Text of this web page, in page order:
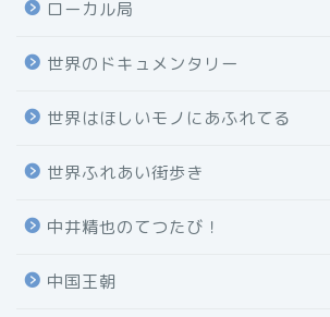
ローカル局
世界のドキュメンタリー
世界はほしいモノにあふれてる
世界ふれあい街歩き
中井精也のてつたび！
中国王朝